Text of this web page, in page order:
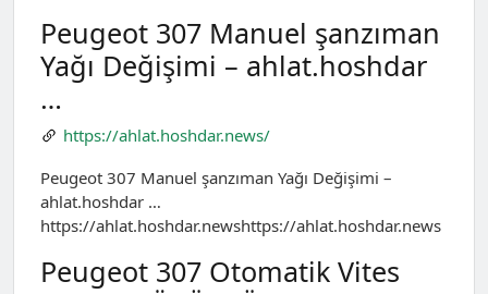
Peugeot 307 Manuel şanzıman
Yağı Değişimi – ahlat.hoshdar
…
https://ahlat.hoshdar.news/
Peugeot 307 Manuel şanzıman Yağı Değişimi –
ahlat.hoshdar …
https://ahlat.hoshdar.newshttps://ahlat.hoshdar.news
Peugeot 307 Otomatik Vites